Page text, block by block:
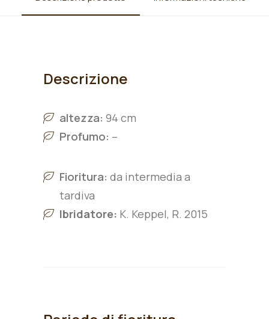
Descrizione
altezza: 94 cm
Profumo: –
Fioritura: da intermedia a
tardiva
Ibridatore: K. Keppel, R. 2015